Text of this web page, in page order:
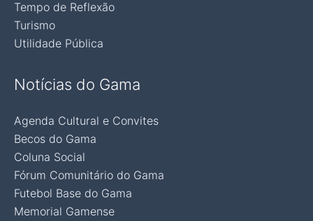
Tempo de Reflexão
Turismo
Utilidade Pública
Notícias do Gama
Agenda Cultural e Convites
Becos do Gama
Coluna Social
Fórum Comunitário do Gama
Futebol Base do Gama
Memorial Gamense